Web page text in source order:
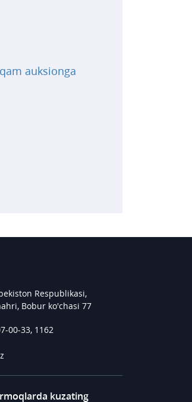
auksionga
Respublikasi,
Bobur ko'chasi 77
00-33, 1162
kuzating